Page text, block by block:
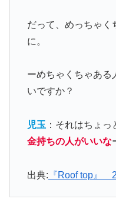
だって、めっちゃく
に。
ーめちゃくちゃある
いですか？
児玉 ：それはちょっ
金持ちの人がいいな
出典: 『Roof top』